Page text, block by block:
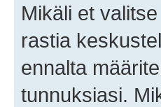
Mikäli et valitse
rastia
ennalta
tunnuksiasi.